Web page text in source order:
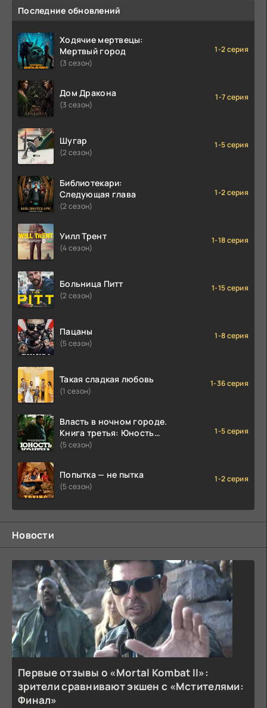
Последние обновлений
Ходячие мертвецы:
Мертвый город
(3 сезон)
1-2 серия
Дом Дракона
(3 сезон)
1-7 серия
Шугар
(2 сезон)
1-5 серия
Библиотекари:
Следующая глава
(2 сезон)
1-2 серия
Уилл Трент
(4 сезон)
1-18 серия
Больница Питт
(2 сезон)
1-15 серия
Пацаны
(5 сезон)
1-8 серия
Такая сладкая любовь
(1 сезон)
1-36 серия
Власть в ночном городе.
Книга третья: Юность
Кэнена
(5 сезон)
1-5 серия
Попытка — не пытка
(5 сезон)
1-2 серия
Новости
Первые отзывы о «Mortal Kombat II»:
зрители сравнивают экшен с «Мстителями:
Финал»